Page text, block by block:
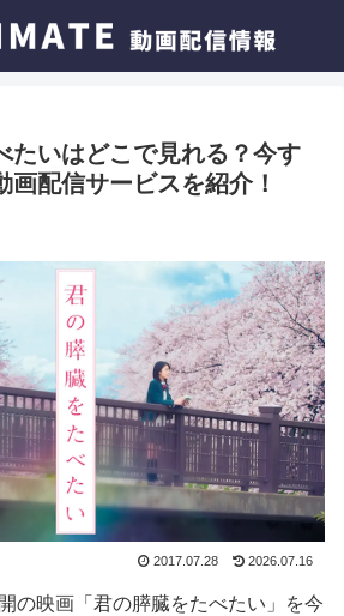
たいはどこで見れる？今す
画配信サービスを紹介！
2017.07.28 2026.07.16
の映画「君の膵臓をたべたい」を今